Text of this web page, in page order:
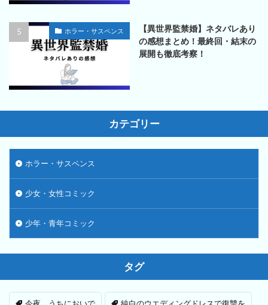
ホラー・サスペンス
【異世界監禁婚】ネタバレあり
の感想まとめ！最終回・結末の
展開も徹底考察！
カテゴリー
ホラー・サスペンス
少女・女性コミック
少年・青年コミック
タグ